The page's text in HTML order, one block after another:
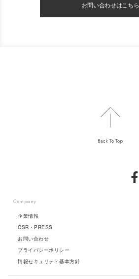
お問い合わせはこちら
Back To Top
Company
企業情報
CSR・PRESS
お問い合わせ
プライバシーポリシー
情報セキュリティ基本方針